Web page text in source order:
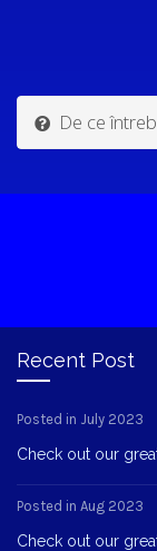
De ce
Recent Post
Posted in July 2023
Check out our
Posted in Aug 2023
Check out our